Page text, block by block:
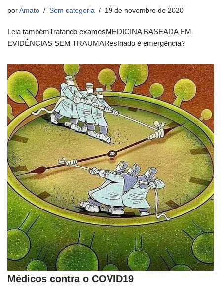
por Amato Sem categoria 19 de novembro de 2020
Leia tambémTratando examesMEDICINA BASEADA EM
EVIDÊNCIAS SEM TRAUMAResfriado é emergência?
Médicos contra o COVID19